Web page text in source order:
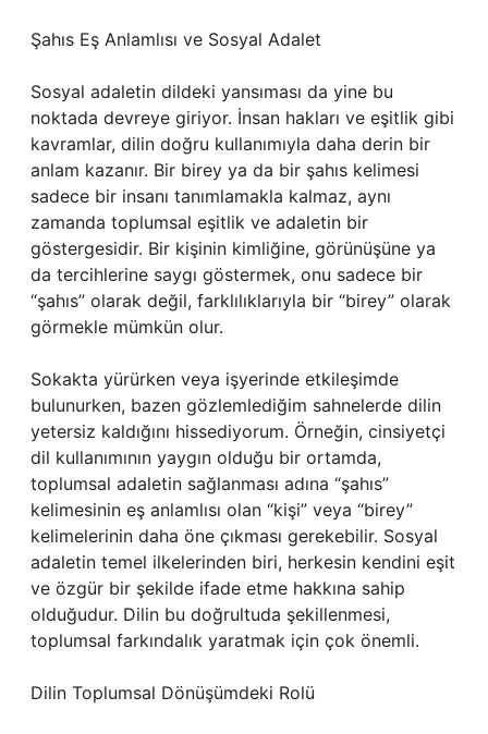
Şahıs Eş Anlamlısı ve Sosyal Adalet
Sosyal adaletin dildeki yansıması da yine bu
noktada devreye giriyor. İnsan hakları ve eşitlik gibi
kavramlar, dilin doğru kullanımıyla daha derin bir
anlam kazanır. Bir birey ya da bir şahıs kelimesi
sadece bir insanı tanımlamakla kalmaz, aynı
zamanda toplumsal eşitlik ve adaletin bir
göstergesidir. Bir kişinin kimliğine, görünüşüne ya
da tercihlerine saygı göstermek, onu sadece bir
“şahıs” olarak değil, farklılıklarıyla bir “birey” olarak
görmekle mümkün olur.
Sokakta yürürken veya işyerinde etkileşimde
bulunurken, bazen gözlemlediğim sahnelerde dilin
yetersiz kaldığını hissediyorum. Örneğin, cinsiyetçi
dil kullanımının yaygın olduğu bir ortamda,
toplumsal adaletin sağlanması adına “şahıs”
kelimesinin eş anlamlısı olan “kişi” veya “birey”
kelimelerinin daha öne çıkması gerekebilir. Sosyal
adaletin temel ilkelerinden biri, herkesin kendini eşit
ve özgür bir şekilde ifade etme hakkına sahip
olduğudur. Dilin bu doğrultuda şekillenmesi,
toplumsal farkındalık yaratmak için çok önemli.
Dilin Toplumsal Dönüşümdeki Rolü